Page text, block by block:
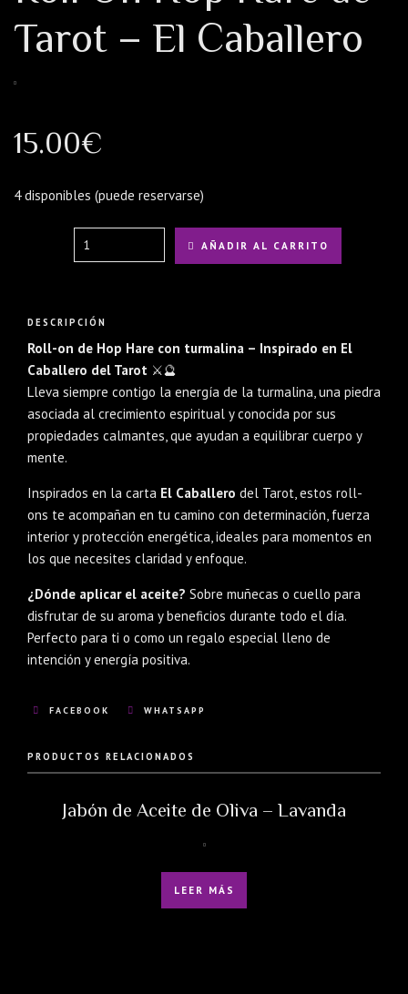
Tarot – El Caballero
15.00€
4 disponibles (puede reservarse)
Quantity
AÑADIR AL CARRITO
DESCRIPCIÓN
Roll-on de Hop Hare con turmalina – Inspirado en El
Caballero del Tarot ⚔️🔮
Lleva siempre contigo la energía de la turmalina, una piedra
asociada al crecimiento espiritual y conocida por sus
propiedades calmantes, que ayudan a equilibrar cuerpo y
mente.
Inspirados en la carta El Caballero del Tarot, estos roll-
ons te acompañan en tu camino con determinación, fuerza
interior y protección energética, ideales para momentos en
los que necesites claridad y enfoque.
¿Dónde aplicar el aceite? Sobre muñecas o cuello para
disfrutar de su aroma y beneficios durante todo el día.
Perfecto para ti o como un regalo especial lleno de
intención y energía positiva.
FACEBOOK WHATSAPP
PRODUCTOS RELACIONADOS
Jabón de Aceite de Oliva – Lavanda
LEER MÁS